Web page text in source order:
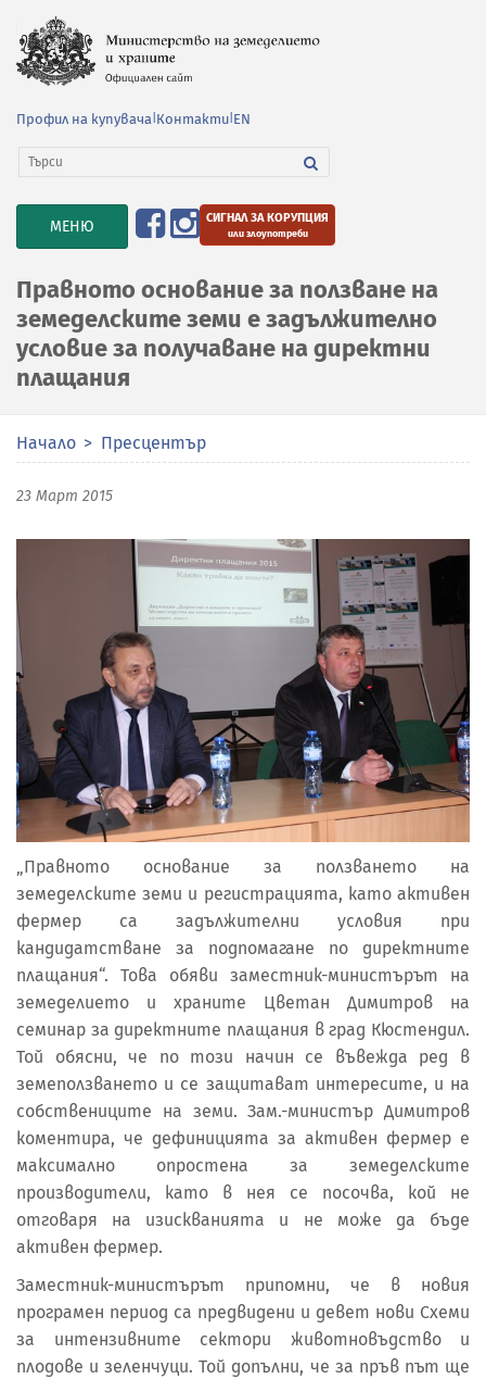
Профил на купувача Контакти EN
TOGGLE
NAVIGATION
МЕНЮ СИГНАЛ ЗА КОРУПЦИЯ
или злоупотреби
Правното основание за ползване на
земеделските земи е задължително
условие за получаване на директни
плащания
Начало Пресцентър
23 Март 2015
„Правното основание за ползването на
земеделските земи и регистрацията, като активен
фермер са задължителни условия при
кандидатстване за подпомагане по директните
плащания“. Това обяви заместник-министърът на
земеделието и храните Цветан Димитров на
семинар за директните плащания в град Кюстендил.
Той обясни, че по този начин се въвежда ред в
земеползването и се защитават интересите, и на
собствениците на земи. Зам.-министър Димитров
коментира, че дефиницията за активен фермер е
максимално опростена за земеделските
производители, като в нея се посочва, кой не
отговаря на изискванията и не може да бъде
активен фермер.
Заместник-министърът припомни, че в новия
програмен период са предвидени и девет нови Схеми
за интензивните сектори животновъдство и
плодове и зеленчуци. Той допълни, че за пръв път ще